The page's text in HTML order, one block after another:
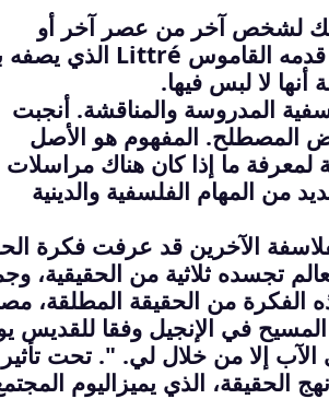
ذلك لشخص آخر من عصر آخر أو
القاموس Littré الذي يصفه
لا لبس فيها.
المدروسة والمناقشة. أنجبت
المصطلح. المفهوم هو الأصل
لمعرفة ما إذا كان هناك
من المهام الفلسفية والدينية
الآخرين قد عرفت فكرة
تجسده ثلاثية من الحقيقية،
من الحقيقة المطلقة،
في الإنجيل وفقا للقديس
الآب إلا من خلال لي. ". تحت
الحقيقة، الذي يميزاليوم